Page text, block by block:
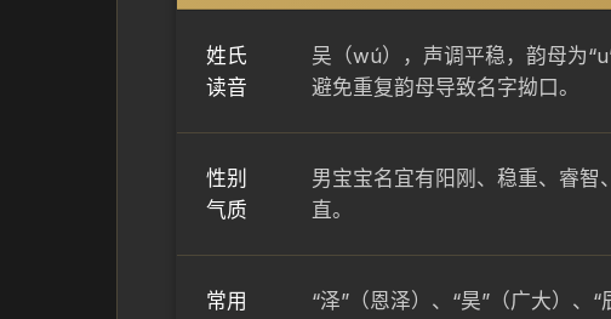
姓氏
读音
吴（wú），声调平稳，韵母为
避免重复韵母导致名字拗口。
性别
气质
男宝宝名宜有阳刚、稳重、睿
直。
常用
“泽”（恩泽）、“昊”（广大）、